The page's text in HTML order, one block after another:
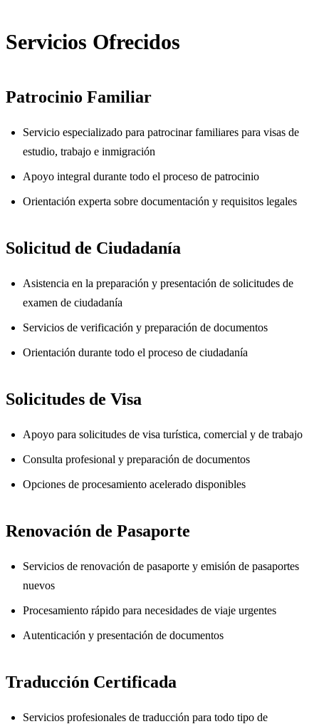
Servicios Ofrecidos
Patrocinio Familiar
Servicio especializado para patrocinar familiares para visas de
estudio, trabajo e inmigración
Apoyo integral durante todo el proceso de patrocinio
Orientación experta sobre documentación y requisitos legales
Solicitud de Ciudadanía
Asistencia en la preparación y presentación de solicitudes de
examen de ciudadanía
Servicios de verificación y preparación de documentos
Orientación durante todo el proceso de ciudadanía
Solicitudes de Visa
Apoyo para solicitudes de visa turística, comercial y de trabajo
Consulta profesional y preparación de documentos
Opciones de procesamiento acelerado disponibles
Renovación de Pasaporte
Servicios de renovación de pasaporte y emisión de pasaportes
nuevos
Procesamiento rápido para necesidades de viaje urgentes
Autenticación y presentación de documentos
Traducción Certificada
Servicios profesionales de traducción para todo tipo de